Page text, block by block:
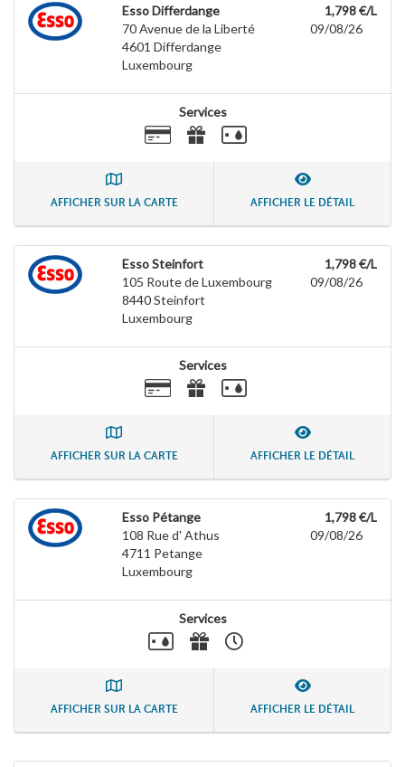
Esso Differdange
70 Avenue de la Liberté
4601 Differdange
Luxembourg
1,798 €/L
09/08/26
Services
AFFICHER SUR LA CARTE AFFICHER LE DÉTAIL
Esso Steinfort
105 Route de Luxembourg
8440Steinfort
Luxembourg
1,798 €/L
09/08/26
Services
AFFICHER SUR LA CARTE AFFICHER LE DÉTAIL
Esso Pétange
108 Rue d' Athus
4711 Petange
Luxembourg
1,798 €/L
09/08/26
Services
AFFICHER SUR LA CARTE AFFICHER LE DÉTAIL